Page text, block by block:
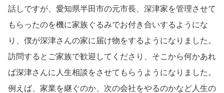
話しですが、愛知県半田市の元市長、深津家を管理させて
もらったのを機に家族ぐるみでお付き合いするようにな
り、僕が深津さんの家に届け物をするようになりました。
訪問するとご家族で歓迎してくださり、そこから何かあれ
ば深津さんに人生相談をさせてもらうようになりました。
例えば、家業を継ぐのか、次の会社をやるのかなど人生の